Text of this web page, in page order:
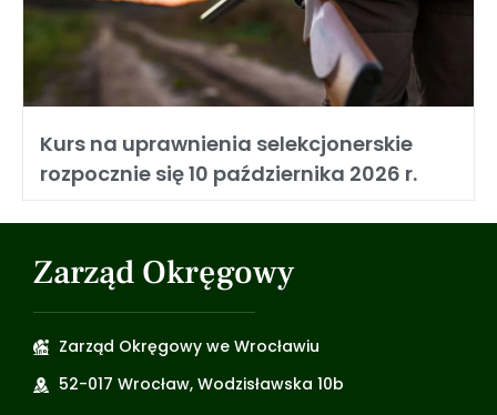
Kurs na uprawnienia selekcjonerskie
rozpocznie się 10 października 2026 r.
Zarząd Okręgowy
Zarząd Okręgowy we Wrocławiu
52-017 Wrocław, Wodzisławska 10b